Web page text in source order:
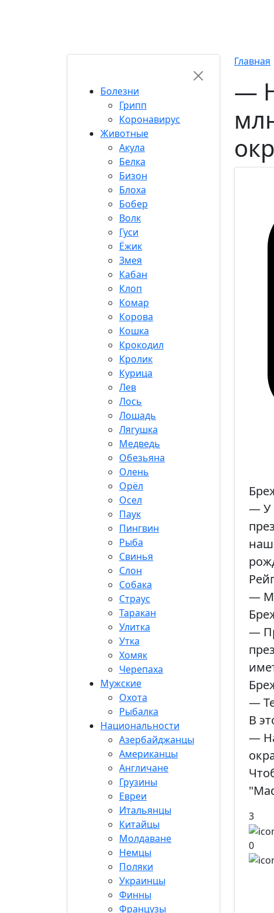
Болезни
Грипп
Коронавирус
Животные
Акула
Белка
Бизон
Блоха
Бобер
Волк
Гуси
Ёжик
Змея
Кабан
Клоп
Комар
Корова
Кошка
Крокодил
Кролик
Курица
Лев
Лось
Лошадь
Лягушка
Медведь
Обезьяна
Олень
Орёл
Осел
Паук
Пингвин
Рыба
Свинья
Слон
Собака
Страус
Таракан
Улитка
Утка
Хомяк
Черепаха
Мужские
Охота
Рыбалка
Национальности
Азербайджанцы
Американцы
Англичане
Грузины
Евреи
Итальянцы
Китайцы
Молдаване
Немцы
Поляки
Украинцы
Финны
Французы
Главная
—
— У
—
—
—
В
—
3
0